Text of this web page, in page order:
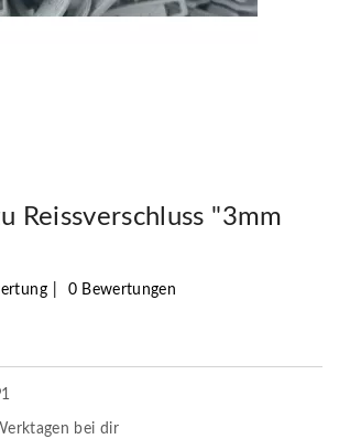
Reissverschluss "3mm
0 Bewertungen
bei dir